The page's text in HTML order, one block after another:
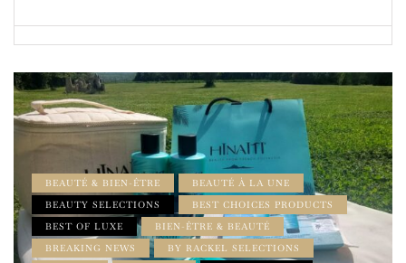
BEAUTÉ & BIEN-ÊTRE
BEAUTÉ À LA UNE
BEAUTY SELECTIONS
BEST CHOICES PRODUCTS
BEST OF LUXE
BIEN-ÊTRE & BEAUTÉ
BREAKING NEWS
BY RACKEL SELECTIONS